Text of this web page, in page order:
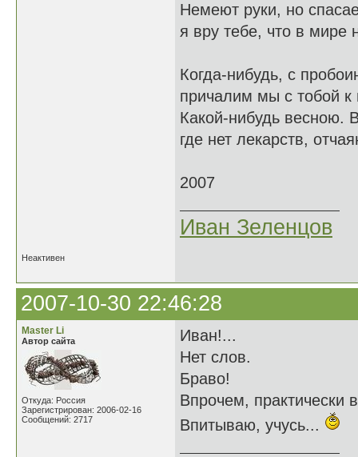
Немеют руки, но
я вру тебе, что в мире
Когда-нибудь, с
причалим мы с тобой к
Какой-нибудь весною.
где нет лекарств,
2007
Иван Зеленцов
Неактивен
2007-10-30 22:46:28
Master Li
Автор сайта
Откуда: Россия
Зарегистрирован: 2006-02-16
Сообщений: 2717
Иван!...
Нет слов.
Браво!
Впрочем, практически
Впитываю, учусь...